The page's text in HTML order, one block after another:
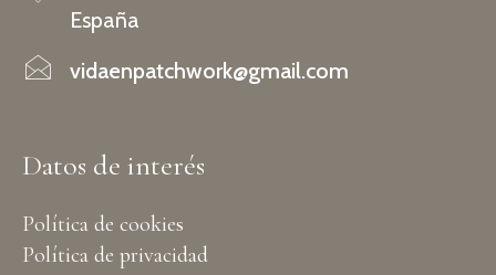
España
vidaenpatchwork@gmail.com
Datos de interés
Política de cookies
Política de privacidad